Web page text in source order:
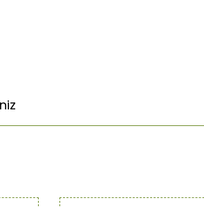
ilk yorumu siz yapın!